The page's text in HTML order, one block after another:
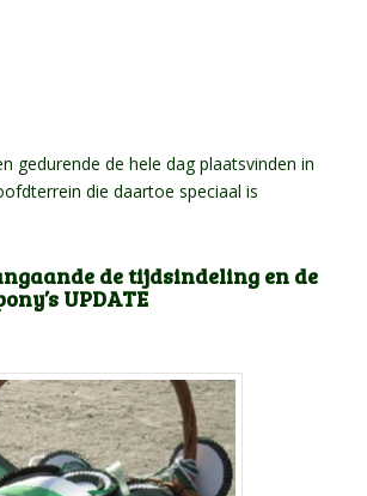
gedurende de hele dag plaatsvinden in
die daartoe speciaal is
de tijdsindeling en de
UPDATE